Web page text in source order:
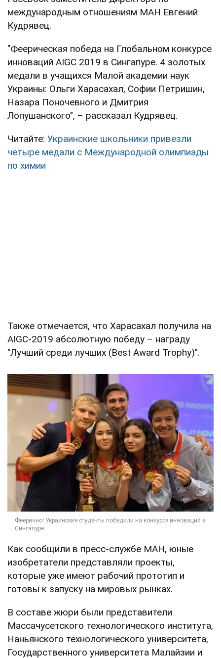
международным отношениям МАН Евгений
Кудрявец.
"Феерическая победа на Глобальном конкурсе
инноваций AIGC 2019 в Сингапуре. 4 золотых
медали в учащихся Малой академии наук
Украины: Ольги Харасахал, Софии Петришин,
Назара Поночевного и Дмитрия
Лопушанского", – рассказал Кудрявец.
Читайте: Украинские школьники привезли
четыре медали с Международной олимпиады
по химии
Также отмечается, что Харасахал получила на
AIGC-2019 абсолютную победу – награду
"Лучший среди лучших (Best Award Trophy)".
Как сообщили в пресс-службе МАН, юные
изобретатели представляли проекты,
которые уже имеют рабочий прототип и
готовы к запуску на мировых рынках.
В составе жюри были представители
Массачусетского технологического института,
Наньянского технологического университета,
Государственного университета Малайзии и